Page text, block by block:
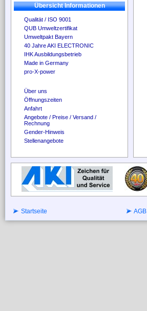
Übersicht Informationen
Qualität / ISO 9001
QUB Umweltzertifikat
Umweltpakt Bayern
40 Jahre AKI ELECTRONIC
IHK Ausbildungsbetrieb
Made in Germany
pro-X-power
Über uns
Öffnungszeiten
Anfahrt
Angebote / Preise / Versand /
Rechnung
Gender-Hinweis
Stellenangebote
Startseite AGB